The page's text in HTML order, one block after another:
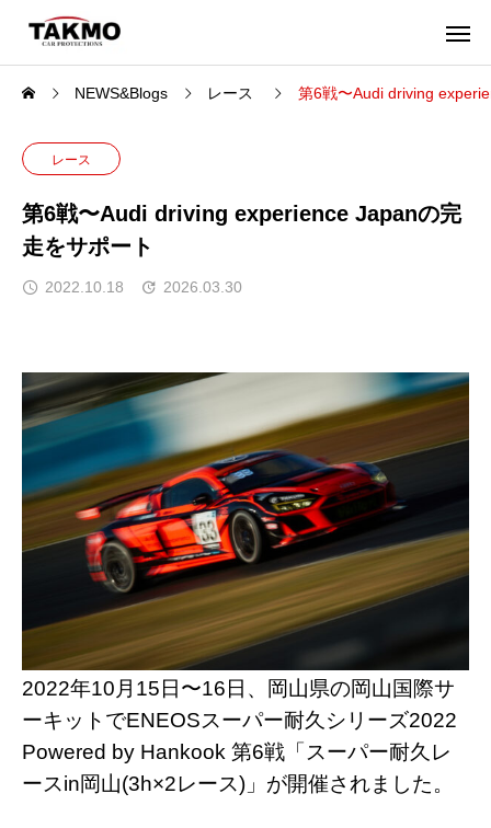
NEWS&Blogs レース 第6戦〜Audi driving
レース
第6戦〜Audi driving experience Japanの完
走をサポート
2022.10.18 2026.03.30
2022年10月15日〜16日、岡山県の岡山国際サ
ーキットでENEOSスーパー耐久シリーズ2022
Powered by Hankook 第6戦「スーパー耐久レ
ースin岡山(3h×2レース)」が開催されました。